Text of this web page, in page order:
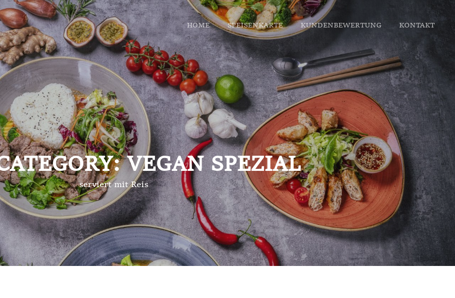
Asia Küche In Bochum, Bochum Restaurant, Japanische Restaurant, beste asiatische Küche in Bochum, Restaurant in Bermuda3Eck
HOME SPEISENKARTE KUNDENBEWERTUNG KONTAKT
VEGAN SPEZIAL
serviert mit Reis